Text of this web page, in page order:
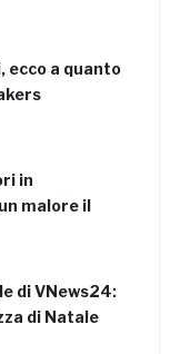
ecco a quanto
in
malore il
di VNews24:
di Natale